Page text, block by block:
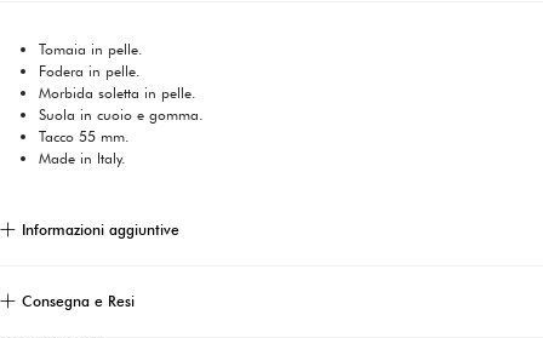
Tomaia in pelle.
Fodera in pelle.
Morbida soletta in pelle.
Suola in cuoio e gomma.
Tacco 55 mm.
Made in Italy.
Informazioni aggiuntive
Consegna e Resi